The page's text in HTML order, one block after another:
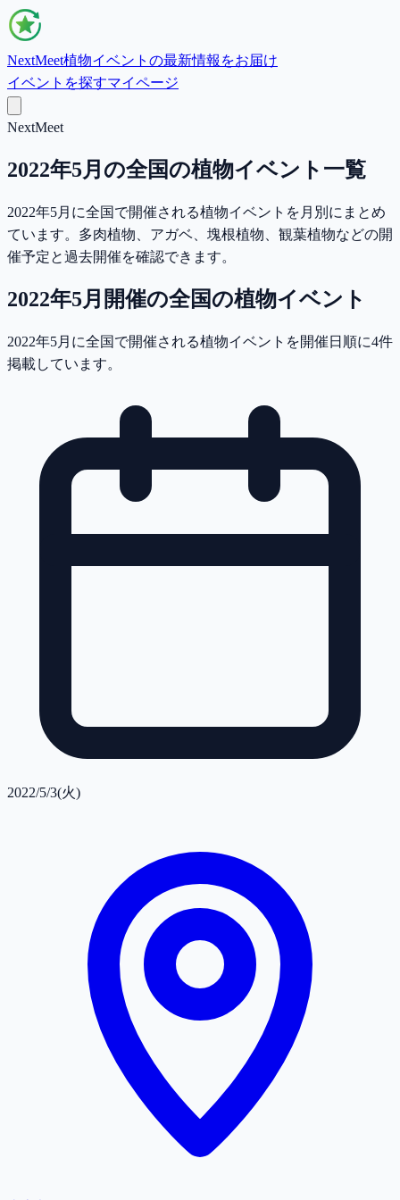
NextMeet植物イベントの最新情報をお届け
イベントを探すマイページ
NextMeet
2022年5月の全国の植物イベント一覧
2022年5月に全国で開催される植物イベントを月別にまとめ
ています。多肉植物、アガベ、塊根植物、観葉植物などの開
催予定と過去開催を確認できます。
2022年5月 開催の全国の植物イベント
2022年5月に全国で開催される植物イベントを開催日順に4件
掲載しています。
2022/5/3(火)